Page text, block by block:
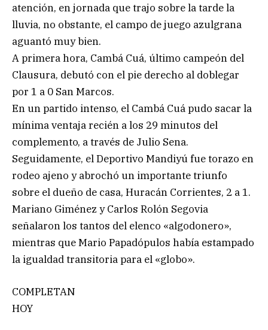
atención, en jornada que trajo sobre la tarde la
lluvia, no obstante, el campo de juego azulgrana
aguantó muy bien.
A primera hora, Cambá Cuá, último campeón del
Clausura, debutó con el pie derecho al doblegar
por 1 a 0 San Marcos.
En un partido intenso, el Cambá Cuá pudo sacar la
mínima ventaja recién a los 29 minutos del
complemento, a través de Julio Sena.
Seguidamente, el Deportivo Mandiyú fue torazo en
rodeo ajeno y abrochó un importante triunfo
sobre el dueño de casa, Huracán Corrientes, 2 a 1.
Mariano Giménez y Carlos Rolón Segovia
señalaron los tantos del elenco «algodonero»,
mientras que Mario Papadópulos había estampado
la igualdad transitoria para el «globo».
COMPLETAN
HOY